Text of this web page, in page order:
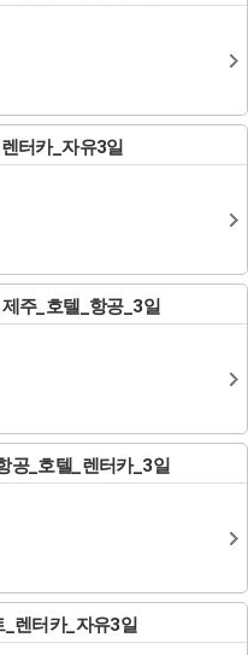
터카_자유3일
주_호텔_항공_3일
공_호텔_렌터카_3일
렌터카_자유3일